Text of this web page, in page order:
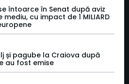
întoarce în Senat după aviz
cu impact de 1 MILIARD
și pagube la Craiova după
au fost emise